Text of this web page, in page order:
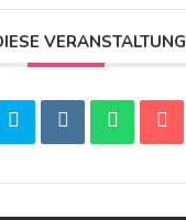
VERANSTALTUNG